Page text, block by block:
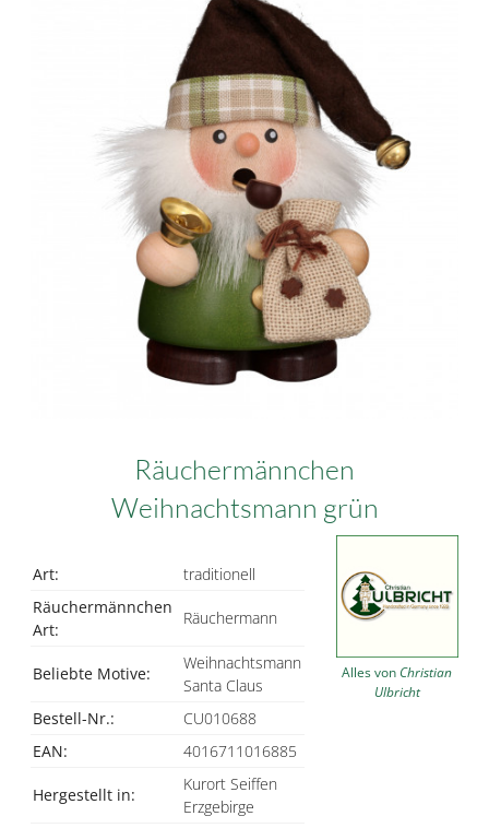
Räuchermännchen
Weihnachtsmann grün
Art:
traditionell
Räuchermännchen
Art:
Räuchermann
Beliebte Motive:
Weihnachtsmann
Santa Claus
Bestell-Nr.:
CU010688
EAN:
4016711016885
Hergestellt in:
Kurort Seiffen
Erzgebirge
Alles von Christian
Ulbricht